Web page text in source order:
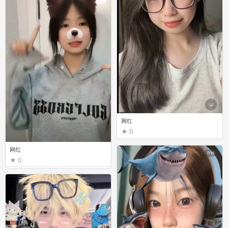
网红
0
网红
0